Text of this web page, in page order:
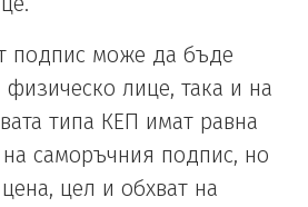
подпис може да бъде
лице, така и на
типа КЕП имат равна
саморъчния подпис, но
цел и обхват на